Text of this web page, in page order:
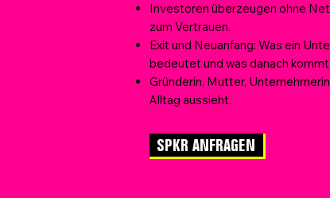
Investoren überzeugen ohne
zum Vertrauen.
Exit und Neuanfang: Was ein
bedeutet und was danach kommt.
Gründerin, Mutter,
Alltag aussieht.
SPKR ANFRAGEN